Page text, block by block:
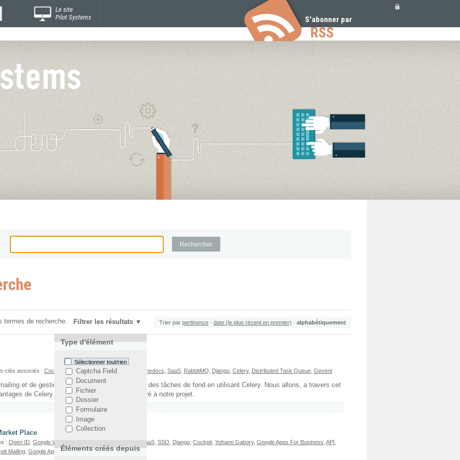
Le site
Pilot Systems
S'abonner par
RSS
termes de recherche. Filtrer les résultats
Type d'élément
Sélectionner tout/rien
Captcha Field
Document
Fichier
Dossier
Formulaire
Image
Collection
Éléments créés depuis
Trier par pertinence · date (le plus récent en premier) · alphabétiquement
clés associés : Cockpit ,Eventlet,Yohann Gabory Readthedocs SaaS, RabbitMQ Django, Celery, Distributed Task Queue, Gevent
et de gestion de contact intègre la gestion des tâches de fond en utilisant Celery. Nous allons, a travers cet
de Celery et comment nous l'avons intégré à notre projet.
Place
: Open ID, Google Wallet SaaS, SSO Django, Cockpit, Yohann Gabory, Google Apps For Business API
Mailing, Google Apps ,Google Payement